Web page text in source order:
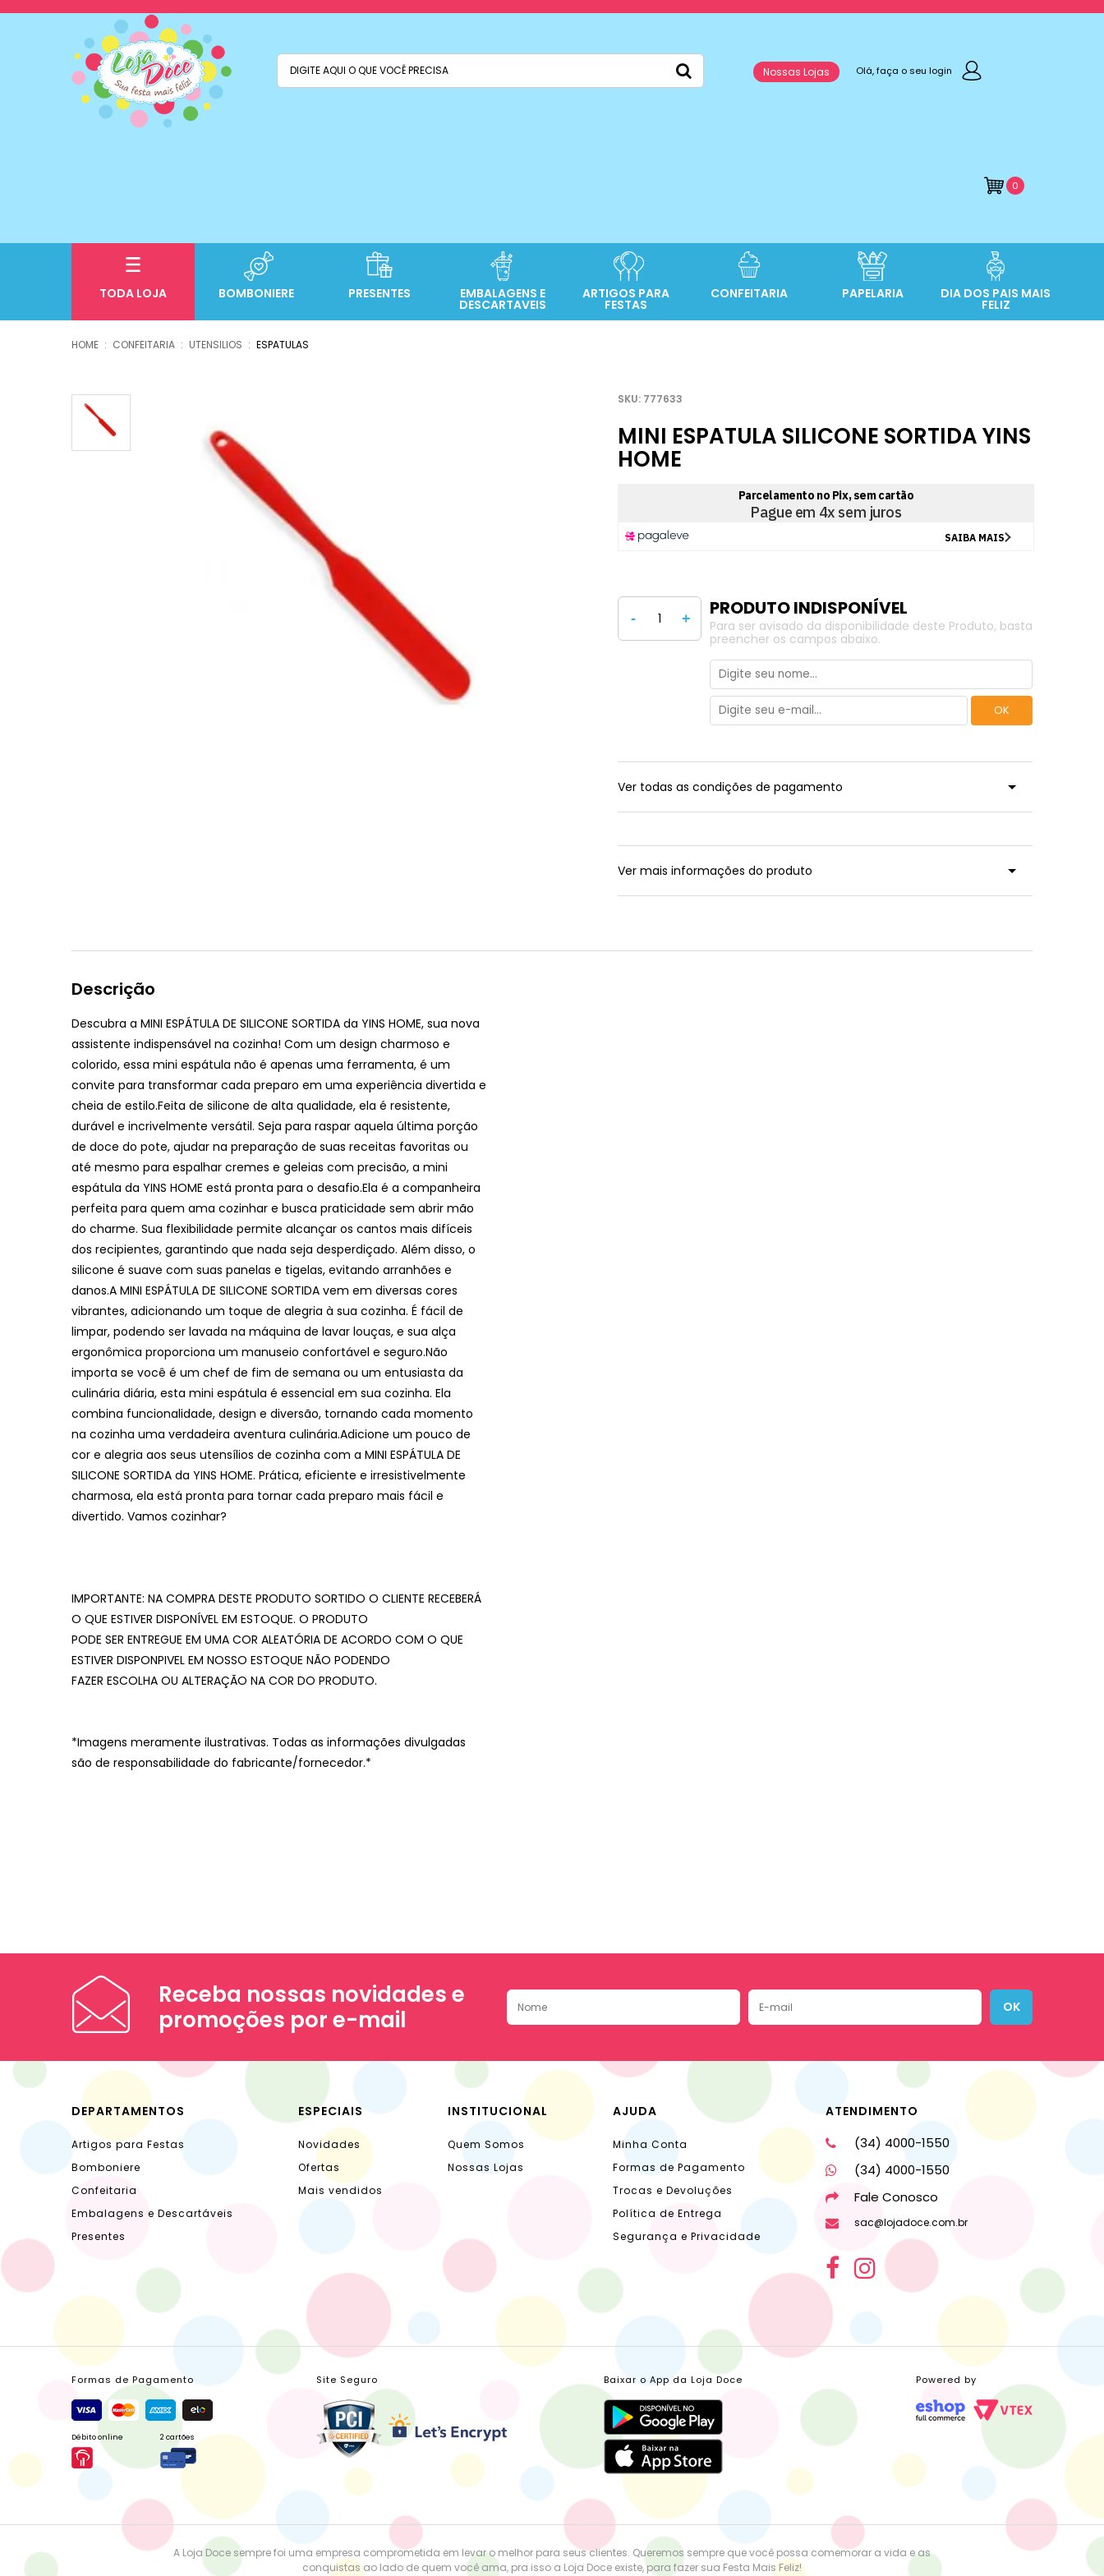
Nossas Lojas Olá, faça o seu login
0
TODA LOJA BOMBONIERE PRESENTES EMBALAGENS E
DESCARTAVEIS
ARTIGOS PARA
FESTAS
CONFEITARIA PAPELARIA DIA DOS PAIS MAIS
FELIZ
CONFEITARIA UTENSILIOS ESPATULAS
777633
MINI ESPATULA SILICONE SORTIDA YINS
HOME
- +
Para ser avisado da disponibilidade deste Produto, basta
preencher os campos abaixo.
Ver todas as condições de pagamento
Ver mais informações do produto
Descrição
Descubra a MINI ESPÁTULA DE SILICONE SORTIDA da YINS HOME, sua nova
assistente indispensável na cozinha! Com um design charmoso e
colorido, essa mini espátula não é apenas uma ferramenta, é um
convite para transformar cada preparo em uma experiência divertida e
cheia de estilo.Feita de silicone de alta qualidade, ela é resistente,
durável e incrivelmente versátil. Seja para raspar aquela última porção
de doce do pote, ajudar na preparação de suas receitas favoritas ou
até mesmo para espalhar cremes e geleias com precisão, a mini
espátula da YINS HOME está pronta para o desafio.Ela é a companheira
perfeita para quem ama cozinhar e busca praticidade sem abrir mão
do charme. Sua flexibilidade permite alcançar os cantos mais difíceis
dos recipientes, garantindo que nada seja desperdiçado. Além disso, o
silicone é suave com suas panelas e tigelas, evitando arranhões e
danos.A MINI ESPÁTULA DE SILICONE SORTIDA vem em diversas cores
vibrantes, adicionando um toque de alegria à sua cozinha. É fácil de
limpar, podendo ser lavada na máquina de lavar louças, e sua alça
ergonômica proporciona um manuseio confortável e seguro.Não
importa se você é um chef de fim de semana ou um entusiasta da
culinária diária, esta mini espátula é essencial em sua cozinha. Ela
combina funcionalidade, design e diversão, tornando cada momento
na cozinha uma verdadeira aventura culinária.Adicione um pouco de
cor e alegria aos seus utensílios de cozinha com a MINI ESPÁTULA DE
SILICONE SORTIDA da YINS HOME. Prática, eficiente e irresistivelmente
charmosa, ela está pronta para tornar cada preparo mais fácil e
divertido. Vamos cozinhar?
IMPORTANTE: NA COMPRA DESTE PRODUTO SORTIDO O CLIENTE RECEBERÁ
O QUE ESTIVER DISPONÍVEL EM ESTOQUE. O PRODUTO
PODE SER ENTREGUE EM UMA COR ALEATÓRIA DE ACORDO COM O QUE
ESTIVER DISPONPIVEL EM NOSSO ESTOQUE NÃO PODENDO
FAZER ESCOLHA OU ALTERAÇÃO NA COR DO PRODUTO.
*Imagens meramente ilustrativas. Todas as informações divulgadas
são de responsabilidade do fabricante/fornecedor.*
Receba nossas novidades e
promoções por e-mail
OK
DEPARTAMENTOS
Artigos para Festas
Bomboniere
Confeitaria
Embalagens e Descartáveis
Presentes
ESPECIAIS
Novidades
Ofertas
Mais vendidos
INSTITUCIONAL
Quem Somos
Nossas Lojas
AJUDA
Minha Conta
Formas de Pagamento
Trocas e Devoluções
Política de Entrega
Segurança e Privacidade
ATENDIMENTO
(34) 4000-1550
(34) 4000-1550
Fale Conosco
sac@lojadoce.com.br
Formas de Pagamento
Débito online 2 cartões
Site Seguro Baixar o App da Loja Doce Powered by
A Loja Doce sempre foi uma empresa comprometida em levar o melhor para seus clientes. Queremos sempre que você possa comemorar a vida e as
conquistas ao lado de quem você ama, pra isso a Loja Doce existe, para fazer sua Festa Mais Feliz!